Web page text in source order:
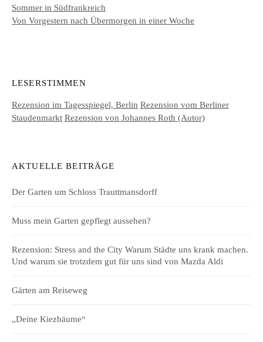
Sommer in Südfrankreich
Von Vorgestern nach Übermorgen in einer Woche
LESERSTIMMEN
Rezension im Tagesspiegel, Berlin Rezension vom Berliner
Staudenmarkt Rezension von Johannes Roth (Autor)
AKTUELLE BEITRÄGE
Der Garten um Schloss Trauttmansdorff
Muss mein Garten gepflegt aussehen?
Rezension: Stress and the City Warum Städte uns krank machen.
Und warum sie trotzdem gut für uns sind von Mazda Aldi
Gärten am Reiseweg
„Deine Kiezbäume“